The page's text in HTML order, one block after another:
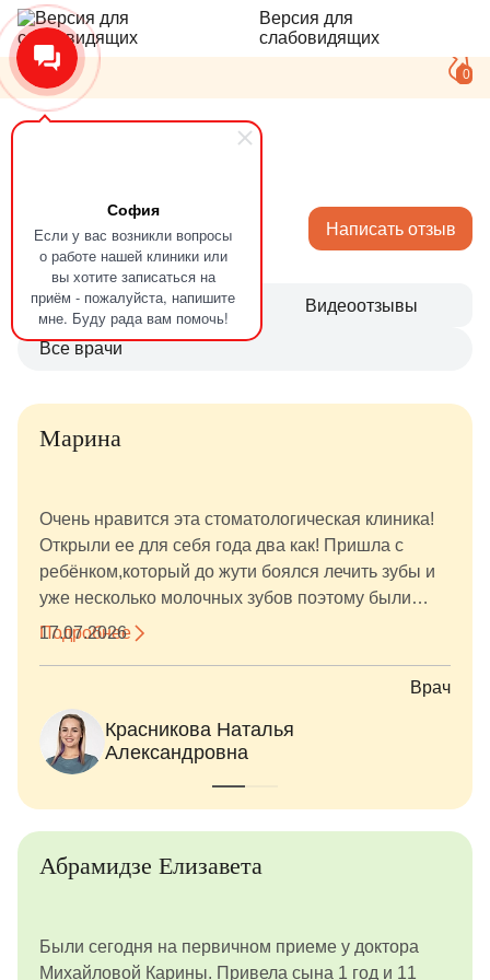
София
Если у вас возникли вопросы
о работе нашей клиники или
вы хотите записаться на
приём - пожалуйста, напишите
мне. Буду рада вам помочь!
Версия для
слабовидящих
0
Отзывы Написать отзыв
Все врачи
Все Видеоотзывы
Марина
Очень нравится эта стоматологическая клиника!
Открыли ее для себя года два как! Пришла с
ребёнком,который до жути боялся лечить зубы и
уже несколько молочных зубов поэтому были
потеряны. Нам очень повезло встретить
Наталью Александровну, благодаря ей навели
полный порядок во рту и сохранили до нужного
часа молочные зубки (новые технологии творят
чудеса)! И по совету Натальи Александровны
обратились к ортодонту в этой же клинике
Егоровой Ольге Константиновне! Именно она и
занялась сложной задачей по сохранению места
под будущие коренные зубки! Очень быстро
мы дождались маленьких побед, зубки коренные
появляются и ничего им не препятствует, ну а
Подробнее
17.07.2026
Врач
Красникова Наталья
Александровна
Абрамидзе Елизавета
Были сегодня на первичном приеме у доктора
Михайловой Карины. Привела сына 1 год и 11